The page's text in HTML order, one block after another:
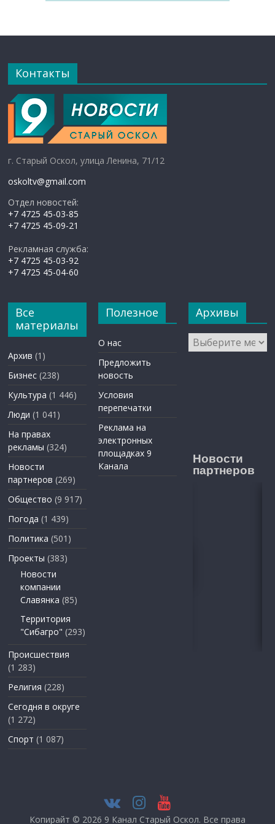
Контакты
г. Старый Оскол, улица Ленина, 71/12
oskoltv@gmail.com
Отдел новостей:
+7 4725 45-03-85
+7 4725 45-09-21
Рекламная служба:
+7 4725 45-03-92
+7 4725 45-04-60
Все
материалы
Архив (1)
Бизнес (238)
Культура (1 446)
Люди (1 041)
На правах
рекламы (324)
Новости
партнеров (269)
Общество (9 917)
Погода (1 439)
Политика (501)
Проекты (383)
Новости
компании
Славянка (85)
Территория
"Сибагро" (293)
Происшествия
(1 283)
Религия (228)
Сегодня в округе
(1 272)
Спорт (1 087)
Полезное
О нас
Предложить
новость
Условия
перепечатки
Реклама на
электронных
площадках 9
Канала
Архивы
Архивы
Новости
партнеров
Копирайт © 2026 9 Канал Старый Оскол. Все права